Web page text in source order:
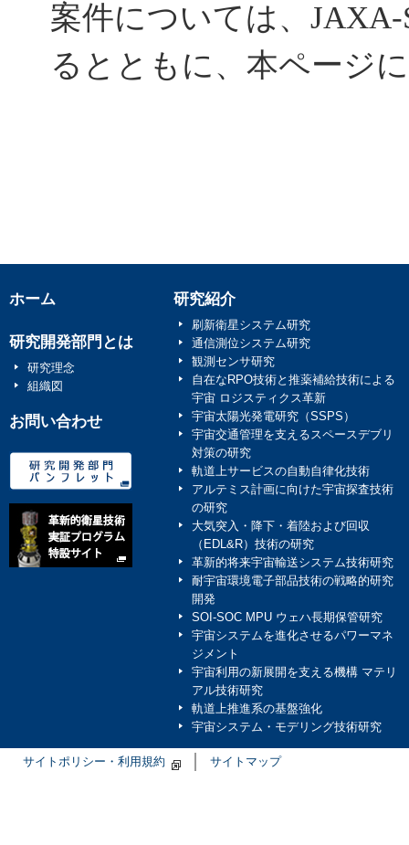
案件については、
るとともに、本ページ
ホーム
研究開発部門とは
研究理念
組織図
お問い合わせ
研究紹介
刷新衛星システム研究
通信測位システム研究
観測センサ研究
自在なRPO技術と推薬補給技術による
宇宙 ロジスティクス革新
宇宙太陽光発電研究（SSPS）
宇宙交通管理を支えるスペースデブリ
対策の研究
軌道上サービスの自動自律化技術
アルテミス計画に向けた宇宙探査技術
の研究
大気突入・降下・着陸および回収
（EDL&R）技術の研究
革新的将来宇宙輸送システム技術研究
耐宇宙環境電子部品技術の戦略的研究
開発
SOI-SOC MPU ウェハ長期保管研究
宇宙システムを進化させるパワーマネ
ジメント
宇宙利用の新展開を支える機構 マテリ
アル技術研究
軌道上推進系の基盤強化
宇宙システム・モデリング技術研究
サイトポリシー・利用規約 サイトマップ